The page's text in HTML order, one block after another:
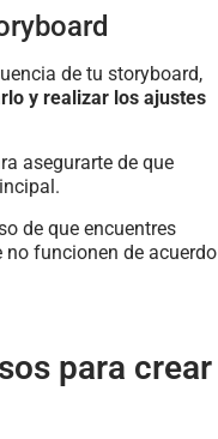
de tu storyboard,
y realizar los ajustes
asegurarte de que
de que encuentres
no funcionen de acuerdo
para crear